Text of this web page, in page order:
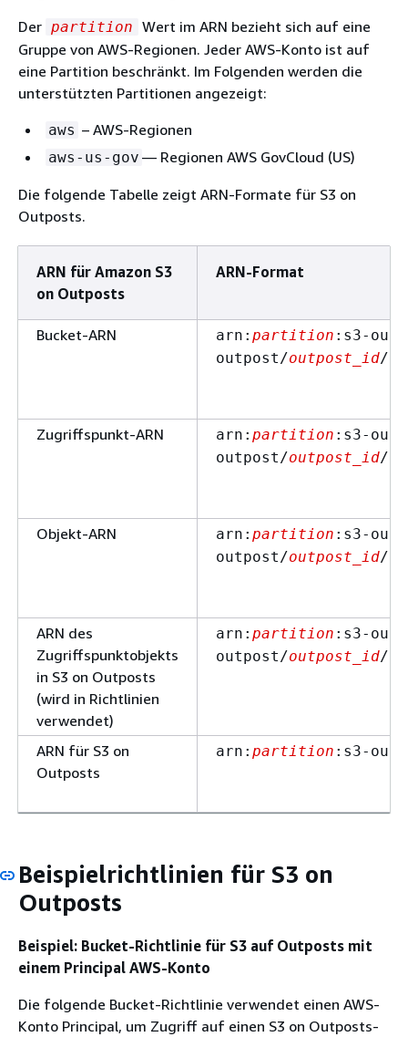
Der partition Wert im ARN bezieht sich auf eine
Gruppe von AWS-Regionen. Jeder AWS-Konto ist auf
eine Partition beschränkt. Im Folgenden werden die
unterstützten Partitionen angezeigt:
aws – AWS-Regionen
aws-us-gov — Regionen AWS GovCloud (US)
Die folgende Tabelle zeigt ARN-Formate für S3 on
Outposts.
ARN für Amazon S3
on Outposts
ARN-Format
Bucket-ARN arn: partition :s3-
outpost/outpost_id/
Zugriffspunkt-ARN arn: partition :s3-
outpost/outpost_id/
Objekt-ARN arn: partition :s3-
outpost/outpost_id/
ARN des
Zugriffspunktobjekts
in S3 on Outposts
(wird in Richtlinien
verwendet)
arn: partition :s3-
outpost/outpost_id/
ARN für S3 on
Outposts
arn: partition :s3-
Beispielrichtlinien für S3 on
Outposts
Beispiel: Bucket-Richtlinie für S3 auf Outposts mit
einem Principal AWS-Konto
Die folgende Bucket-Richtlinie verwendet einen AWS-
Konto Principal, um Zugriff auf einen S3 on Outposts-